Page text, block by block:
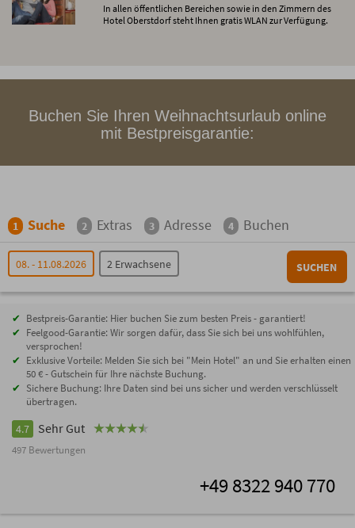
In allen öffentlichen Bereichen sowie in den Zimmern des
Hotel Oberstdorf steht Ihnen gratis WLAN zur Verfügung.
Buchen Sie Ihren Weihnachtsurlaub online
mit Bestpreisgarantie:
1 Suche 2 Extras 3 Adresse 4 Buchen
08. - 11.08.2026 2 Erwachsene SUCHEN
Bestpreis-Garantie: Hier buchen Sie zum besten Preis - garantiert!
Feelgood-Garantie: Wir sorgen dafür, dass Sie sich bei uns wohlfühlen,
versprochen!
Exklusive Vorteile: Melden Sie sich bei "Mein Hotel" an und Sie erhalten einen
50 € - Gutschein für Ihre nächste Buchung.
Sichere Buchung: Ihre Daten sind bei uns sicher und werden verschlüsselt
übertragen.
4.7 Sehr Gut
497 Bewertungen
+49 8322 940 770